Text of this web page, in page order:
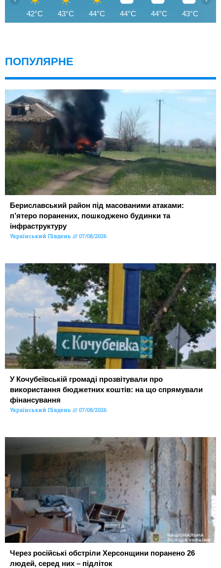
42°C 43°C 44°C 44°C 44°C 43°C
ПОПУЛЯРНЕ
Бериславський район під масованими атаками:
п’ятеро поранених, пошкоджено будинки та
інфраструктуру
Український Південь 07/08/2026
У Кочубеївській громаді прозвітували про
використання бюджетних коштів: на що спрямували
фінансування
Український Південь 07/08/2026
Через російські обстріли Херсонщини поранено 26
людей, серед них – підліток